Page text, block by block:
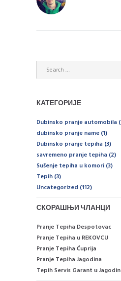
КАТЕГОРИЈЕ
Dubinsko pranje automobila
dubinsko pranje name (1)
Dubinsko pranje tepiha (3)
savremeno pranje tepiha (2)
Sušenje tepiha u komori (3)
Tepih (3)
Uncategorized (112)
СКОРАШЊИ ЧЛАНЦИ
Pranje Tepiha Despotovac
Pranje Tepiha u REKOVCU
Pranje Tepiha Ćuprija
Pranje Tepiha Jagodina
Tepih Servis Garant u